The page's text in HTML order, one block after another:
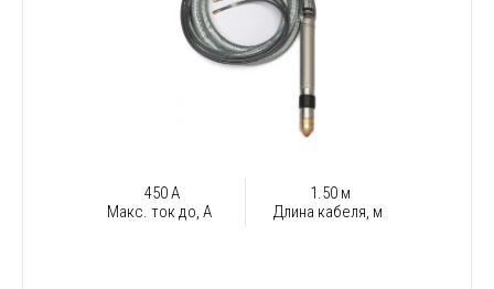
450 А
Макс. ток до, А
1.50 м
Длина кабеля, м